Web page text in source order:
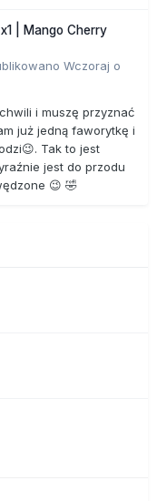
| Mango Cherry
Wczoraj o
i muszę przyznać
już jedną faworytkę i
Tak to jest
jest do przodu
😉 🤣